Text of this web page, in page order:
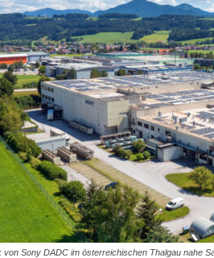
von Sony DADC im österreichischen Thalgau nahe